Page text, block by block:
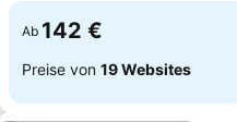
Ab 142 €
Preise von 19 Websites